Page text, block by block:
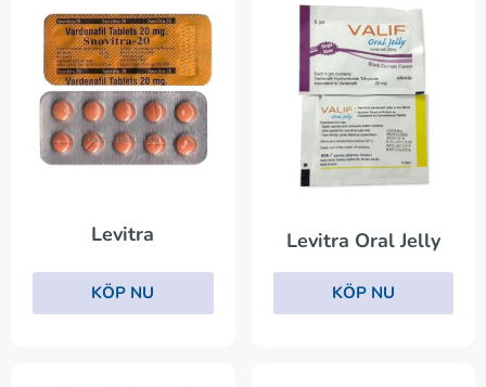
Levitra
KÖP NU
Levitra Oral Jelly
KÖP NU